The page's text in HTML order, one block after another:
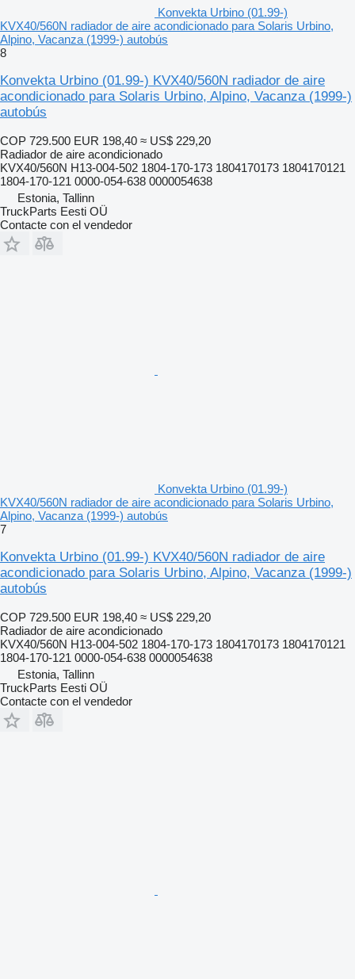
Konvekta Urbino (01.99-)
KVX40/560N radiador de aire acondicionado para Solaris Urbino,
Alpino, Vacanza (1999-) autobús
8
Konvekta Urbino (01.99-) KVX40/560N radiador de aire
acondicionado para Solaris Urbino, Alpino, Vacanza (1999-)
autobús
COP 729.500 EUR 198,40 ≈ US$ 229,20
Radiador de aire acondicionado
KVX40/560N H13-004-502 1804-170-173 1804170173 1804170121
1804-170-121 0000-054-638 0000054638
Estonia, Tallinn
TruckParts Eesti OÜ
Contacte con el vendedor
Konvekta Urbino (01.99-)
KVX40/560N radiador de aire acondicionado para Solaris Urbino,
Alpino, Vacanza (1999-) autobús
7
Konvekta Urbino (01.99-) KVX40/560N radiador de aire
acondicionado para Solaris Urbino, Alpino, Vacanza (1999-)
autobús
COP 729.500 EUR 198,40 ≈ US$ 229,20
Radiador de aire acondicionado
KVX40/560N H13-004-502 1804-170-173 1804170173 1804170121
1804-170-121 0000-054-638 0000054638
Estonia, Tallinn
TruckParts Eesti OÜ
Contacte con el vendedor